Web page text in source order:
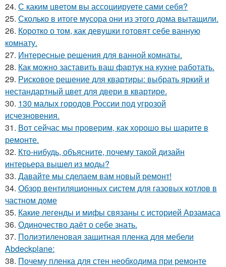
24. С каким цветом вы ассоциируете сами себя?
25. Сколько в итоге мусора они из этого дома вытащили.
26. Коротко о том, как девушки готовят себе ванную
комнату.
27. Интересные решения для ванной комнаты.
28. Как можно заставить ваш фартук на кухне работать.
29. Рисковое решение для квартиры: выбрать яркий и
нестандартный цвет для двери в квартире.
30. 130 малых городов России под угрозой
исчезновения.
31. Вот сейчас мы проверим, как хорошо вы шарите в
ремонте.
32. Кто-нибудь, объясните, почему такой дизайн
интерьера вышел из моды?
33. Давайте мы сделаем вам новый ремонт!
34. Обзор вентиляционных систем для газовых котлов в
частном доме
35. Какие легенды и мифы связаны с историей Арзамаса
36. Одиночество даёт о себе знать.
37. Полиэтиленовая защитная пленка для мебели
Abdeckplane:
38. Почему пленка для стен необходима при ремонте